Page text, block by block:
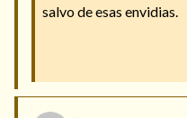
salvo de esas envidias.